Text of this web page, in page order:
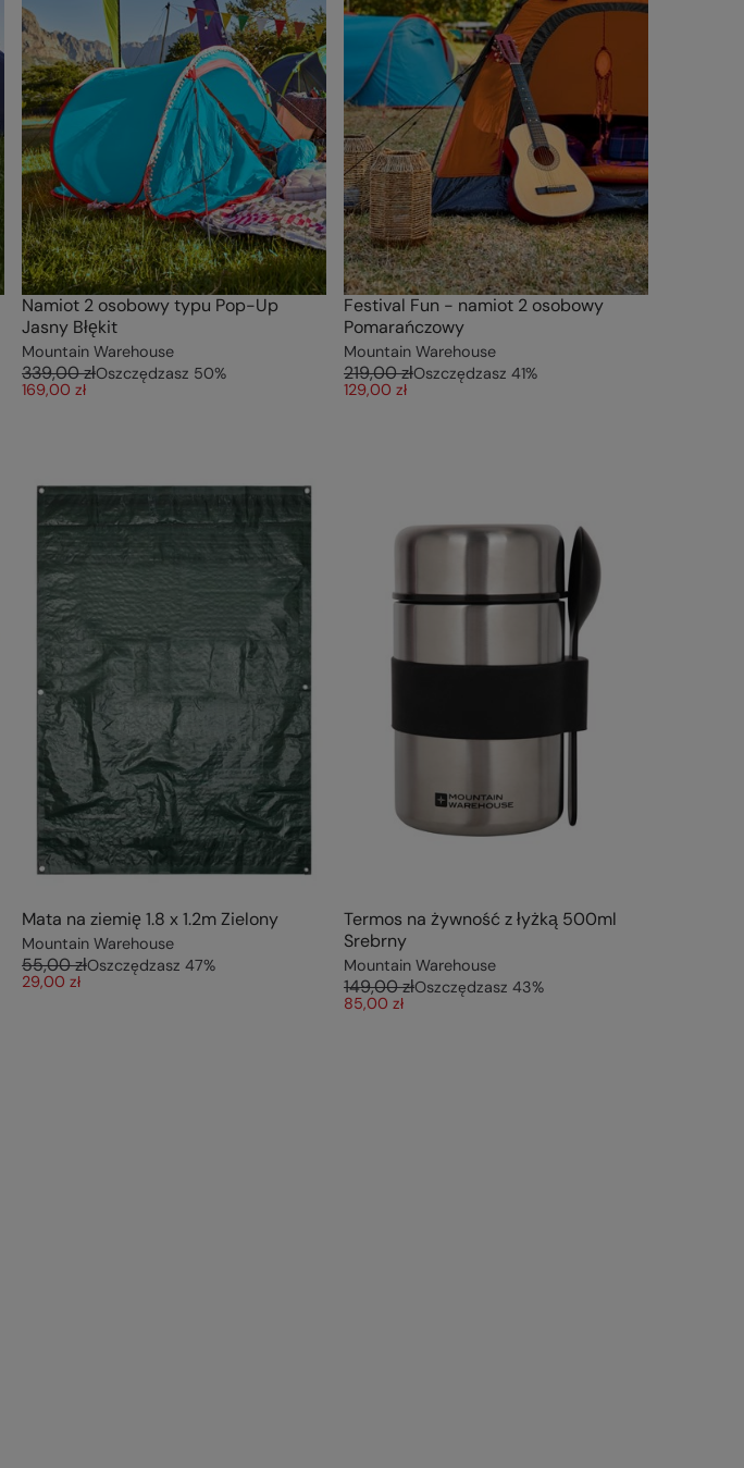
Namiot 2 osobowy typu Pop-Up
Jasny Błękit
Mountain Warehouse
339,00 złOszczędzasz 50%
169,00 zł
Festival Fun - namiot 2 osobowy
Pomarańczowy
Mountain Warehouse
219,00 złOszczędzasz 41%
129,00 zł
Mata na ziemię 1.8 x 1.2m Zielony
Mountain Warehouse
55,00 złOszczędzasz 47%
29,00 zł
Termos na żywność z łyżką 500ml
Srebrny
Mountain Warehouse
149,00 złOszczędzasz 43%
85,00 zł